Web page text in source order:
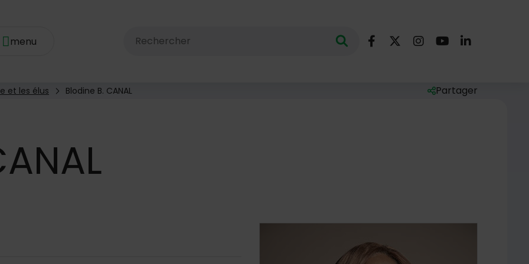
Rechercher dans le site avec des mots clés au minimum de 3 caractères
Lancer la recherche
Nous suivre
Facebook
X (Twitter)
Instagram
YouTubeLinkedIn
et les élus Blodine B. CANAL Liste des liens de
Partager